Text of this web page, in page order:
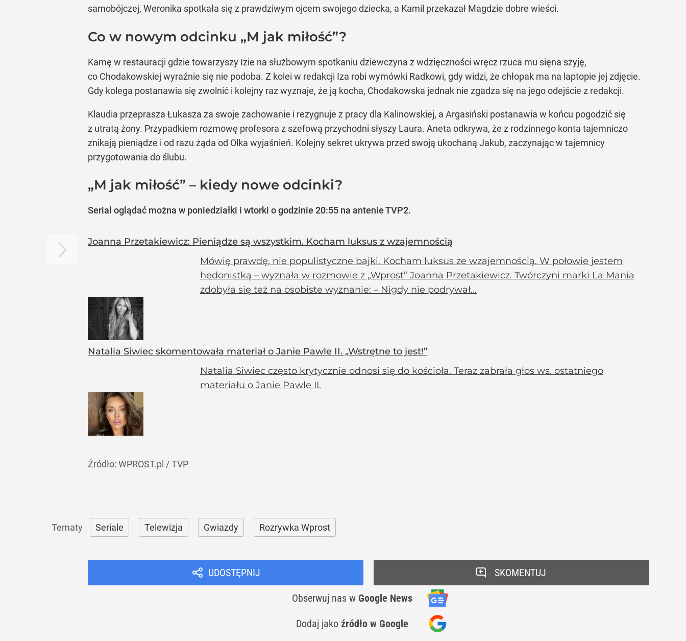
samobójczej, Weronika spotkała się z prawdziwym ojcem swojego dziecka, a Kamil przekazał Magdzie dobre wieści.
Co w nowym odcinku „M jak miłość”?
Kamę w restauracji gdzie towarzyszy Izie na służbowym spotkaniu dziewczyna z wdzięczności wręcz rzuca mu sięna szyję,
co Chodakowskiej wyraźnie się nie podoba. Z kolei w redakcji Iza robi wymówki Radkowi, gdy widzi, że chłopak ma na laptopie jej zdjęcie.
Gdy kolega postanawia się zwolnić i kolejny raz wyznaje, że ją kocha, Chodakowska jednak nie zgadza się na jego odejście z redakcji.
Klaudia przeprasza Łukasza za swoje zachowanie i rezygnuje z pracy dla Kalinowskiej, a Argasiński postanawia w końcu pogodzić się
z utratą żony. Przypadkiem rozmowę profesora z szefową przychodni słyszy Laura. Aneta odkrywa, że z rodzinnego konta tajemniczo
znikają pieniądze i od razu żąda od Olka wyjaśnień. Kolejny sekret ukrywa przed swoją ukochaną Jakub, zaczynając w tajemnicy
przygotowania do ślubu.
„M jak miłość” – kiedy nowe odcinki?
Serial oglądać można w poniedziałki i wtorki o godzinie 20:55 na antenie TVP2.
Joanna Przetakiewicz: Pieniądze są wszystkim. Kocham luksus z wzajemnością
Mówię prawdę, nie populistyczne bajki. Kocham luksus ze wzajemnością. W połowie jestem
hedonistką – wyznała w rozmowie z „Wprost” Joanna Przetakiewicz. Twórczyni marki La Mania
zdobyła się też na osobiste wyznanie: – Nigdy nie podrywał...
Natalia Siwiec skomentowała materiał o Janie Pawle II. „Wstrętne to jest!”
Natalia Siwiec często krytycznie odnosi się do kościoła. Teraz zabrała głos ws. ostatniego
materiału o Janie Pawle II.
Źródło: WPROST.pl /TVP
Seriale Telewizja Gwiazdy Rozrywka Wprost
UDOSTĘPNIJ
Obserwuj nas w Google News
Dodaj jako źródło w Google
SKOMENTUJ